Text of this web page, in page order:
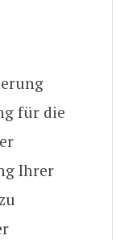
für die
Ihrer